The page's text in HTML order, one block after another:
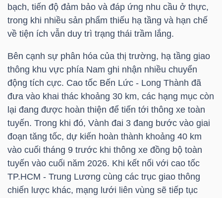
bạch, tiến độ đảm bảo và đáp ứng nhu cầu ở thực,
trong khi nhiều sản phẩm thiếu hạ tầng và hạn chế
về tiện ích vẫn duy trì trạng thái trầm lắng.
Bên cạnh sự phân hóa của thị trường, hạ tầng giao
thông khu vực phía Nam ghi nhận nhiều chuyển
động tích cực. Cao tốc Bến Lức - Long Thành đã
đưa vào khai thác khoảng 30 km, các hạng mục còn
lại đang được hoàn thiện để tiến tới thông xe toàn
tuyến. Trong khi đó, Vành đai 3 đang bước vào giai
đoạn tăng tốc, dự kiến hoàn thành khoảng 40 km
vào cuối tháng 9 trước khi thông xe đồng bộ toàn
tuyến vào cuối năm 2026. Khi kết nối với cao tốc
TP.HCM - Trung Lương cùng các trục giao thông
chiến lược khác, mạng lưới liên vùng sẽ tiếp tục
HÓA
THẾ
GIỚI
DƯƠNG